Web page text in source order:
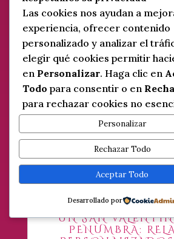
VIDA LECTORA
porCeliaEsgar|Abr 1, 2026|
Bookstagram,Gótico
Organiza tus lecturas este
Grimorio Literario: el Reading
aesthetic diseñado por una
Comunicación.
leer más…
UN SAN
PENUMBRA:
Las cookies nos ayudan a
experiencia, ofrecer contenido
personalizado y analizar el
elegir qué cookies permitir
en Personalizar. Haga clic en
Todo para consentir o en
para rechazar cookies no
Personalizar
Rechazar Todo
Aceptar Todo
Desarrollado por